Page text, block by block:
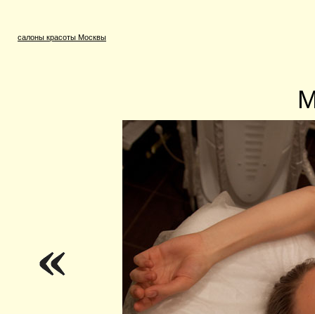
салоны красоты Москвы